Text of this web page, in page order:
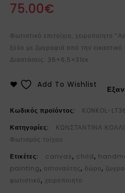
75.00€
Φωτιστικό επιτοίχιο, χειροποίητο
ξύλο με ζωγραφιά από την
Διαστάσεις: 36×6,5×31εκ
Add To Wishlist
Κωδικός προϊόντος:
KONKOL-
Κατηγορίες:
ΚΩΝΣΤΑΝΤΙΝΑ
Φωτισμός τοίχου
Ετικέτες:
canvas, child,
painting, αστοναύτης, δώρο,
φωτιστικό, χειροποιητο